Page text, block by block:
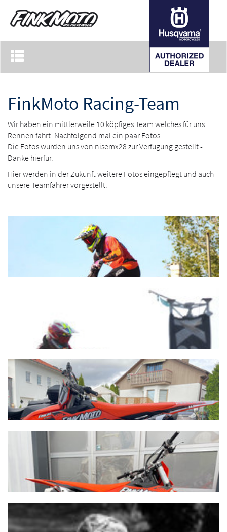
Toggle
navigation
FinkMoto Racing-Team
Wir haben ein mittlerweile 10 köpfiges Team welches für uns
Rennen fährt. Nachfolgend mal ein paar Fotos.
Die Fotos wurden uns von nisemx28 zur Verfügung gestellt -
Danke hierfür.
Hier werden in der Zukunft weitere Fotos eingepflegt und auch
unsere Teamfahrer vorgestellt.